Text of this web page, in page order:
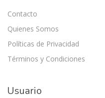
Contacto
Quienes Somos
Políticas de Privacidad
Términos y Condiciones
Usuario